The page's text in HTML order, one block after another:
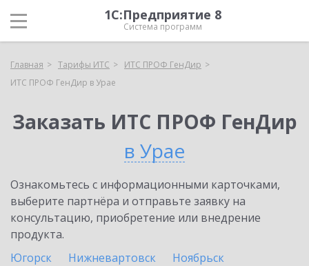
1С:Предприятие 8
Система программ
Главная Тарифы ИТС
ИТС ПРОФ ГенДир
ИТС ПРОФ ГенДир в Урае
Заказать ИТС ПРОФ ГенДир
в Урае
Ознакомьтесь с информационными карточками,
выберите партнёра и отправьте заявку на
консультацию, приобретение или внедрение
продукта.
Югорск
Нижневартовск
Ноябрьск